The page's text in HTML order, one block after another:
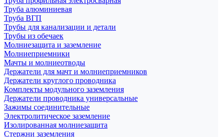
Труба алюминиевая
Труба ВГП
Трубы для канализации и детали
Трубы из обечаек
Молниезащита и заземление
Молниеприемники
Мачты и молниеотводы
Держатели для мачт и молниеприемников
Держатели круглого проводника
Комплекты модульного заземления
Держатели проводника универсальные
Зажимы соединительные
Электролитическое заземление
Изолированная молниезащита
Стержни заземления